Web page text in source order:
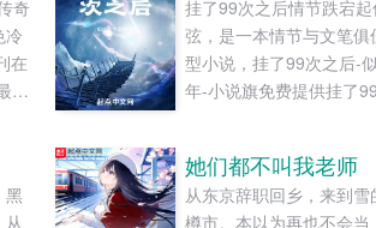
奇
冷
在
性
，
挂了99次之后情节跌宕
弦，是一本情节与文笔俱
型小说，挂了99次之后-
年-小说旗免费提供挂了
黑
她们都不叫我老师
从东京辞职回乡，来到
樽市。本以为再也不会当